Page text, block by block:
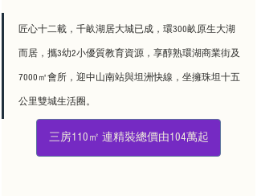
匠心十二載，千畝湖居大城已成，環300畝原生大湖
而居，攜3幼2小優質教育資源，享醇熟環湖商業街及
7000㎡會所，迎中山南站與坦洲快線，坐擁珠坦十五
公里雙城生活圈。
三房110㎡ 連精裝總價由104萬起